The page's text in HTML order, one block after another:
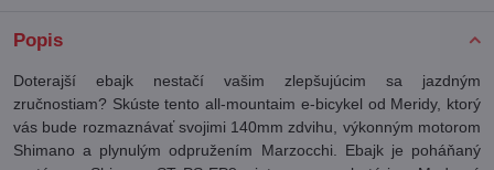
Popis
Doterajší ebajk nestačí vašim zlepšujúcim sa jazdným
zručnostiam? Skúste tento all-mountaim e-bicykel od Meridy, ktorý
vás bude rozmaznávať svojimi 140mm zdvihu, výkonným motorom
Shimano a plynulým odpružením Marzocchi. Ebajk je poháňaný